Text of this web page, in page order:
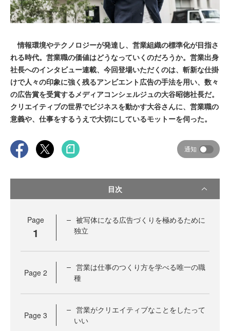
情報環境やテクノロジーが発達し、営業組織の標準化が目指さ
れる時代。営業職の価値はどうなっていくのだろうか。営業出身
社長へのインタビュー連載、今回登場いただくのは、斬新な仕掛
けで人々の印象に強く残るアンビエント広告の手法を用い、数々
の広告賞を受賞するメディアコンシェルジュの大谷昭徳社長だ。
クリエイティブの世界でビジネスを動かす大谷さんに、営業職の
意義や、仕事をするうえで大切にしているモットーを伺った。
通知
目次
Page
1
被写体になる広告づくりを極めるために
独立
Page 2
営業は仕事のつくり方を学べる唯一の職
種
Page 3
営業がクリエイティブなことをしたって
いい